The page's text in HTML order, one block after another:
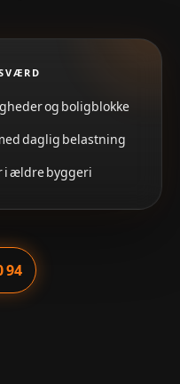
og boligblokke
daglig belastning
i ældre byggeri
94